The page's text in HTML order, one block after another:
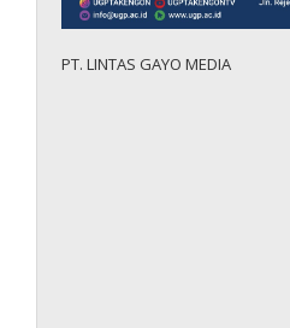
PT. LINTAS GAYO MEDIA